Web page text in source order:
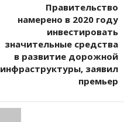
Правительство
намерено в 2020 году
инвестировать
значительные средства
в развитие дорожной
инфраструктуры, заявил
премьер